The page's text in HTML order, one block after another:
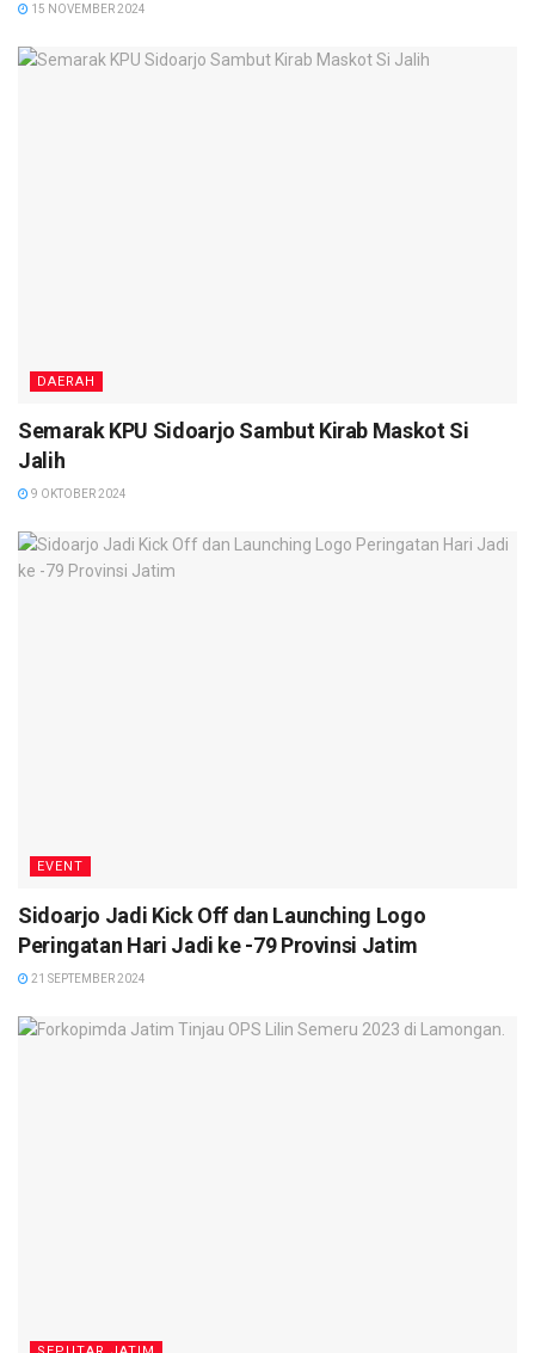
15 NOVEMBER 2024
DAERAH
Semarak KPU Sidoarjo Sambut Kirab Maskot Si
Jalih
9 OKTOBER 2024
EVENT
Sidoarjo Jadi Kick Off dan Launching Logo
Peringatan Hari Jadi ke -79 Provinsi Jatim
21 SEPTEMBER 2024